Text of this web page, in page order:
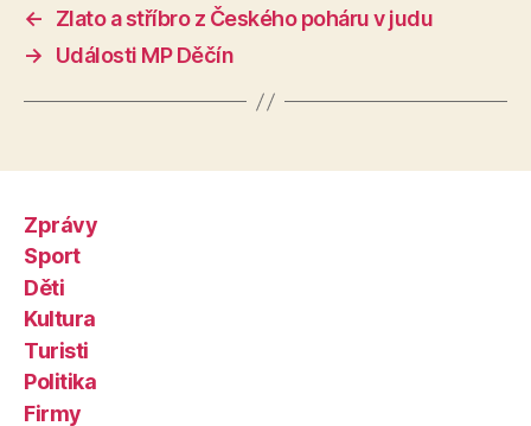
←
Zlato a stříbro z Českého poháru v judu
→
Události MP Děčín
Zprávy
Sport
Děti
Kultura
Turisti
Politika
Firmy